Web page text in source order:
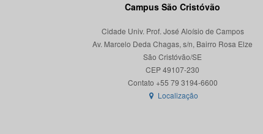
Campus São Cristóvão
Cidade Univ. Prof. José Aloísio de Campos
Av. Marcelo Deda Chagas, s/n, Bairro Rosa Elze
São Cristóvão/SE
CEP 49107-230
Localização